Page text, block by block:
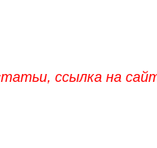
ссылка на